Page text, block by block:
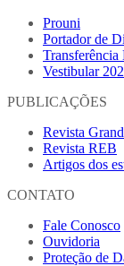
Prouni
Portador de
Transferência
Vestibular
PUBLICAÇÕES
Revista
Revista REB
Artigos dos
CONTATO
Fale Conosco
Ouvidoria
Proteção de